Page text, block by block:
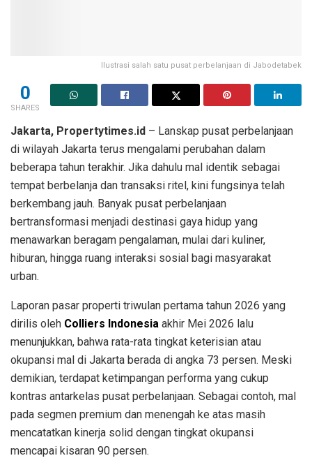
Ilustrasi salah satu pusat perbelanjaan di Jabodetabek
0
SHARES
Jakarta, Propertytimes.id – Lanskap pusat perbelanjaan
di wilayah Jakarta terus mengalami perubahan dalam
beberapa tahun terakhir. Jika dahulu mal identik sebagai
tempat berbelanja dan transaksi ritel, kini fungsinya telah
berkembang jauh. Banyak pusat perbelanjaan
bertransformasi menjadi destinasi gaya hidup yang
menawarkan beragam pengalaman, mulai dari kuliner,
hiburan, hingga ruang interaksi sosial bagi masyarakat
urban.
Laporan pasar properti triwulan pertama tahun 2026 yang
dirilis oleh Colliers Indonesia akhir Mei 2026 lalu
menunjukkan, bahwa rata-rata tingkat keterisian atau
okupansi mal di Jakarta berada di angka 73 persen. Meski
demikian, terdapat ketimpangan performa yang cukup
kontras antarkelas pusat perbelanjaan. Sebagai contoh, mal
pada segmen premium dan menengah ke atas masih
mencatatkan kinerja solid dengan tingkat okupansi
mencapai kisaran 90 persen.